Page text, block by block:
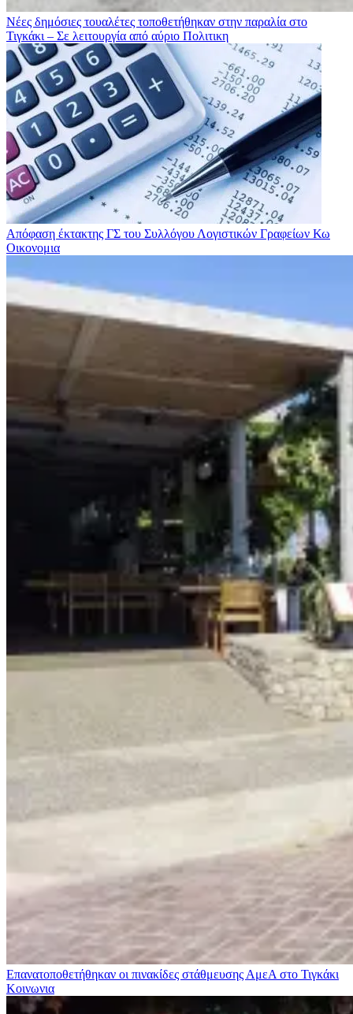
Νέες δημόσιες τουαλέτες τοποθετήθηκαν στην παραλία στο
Τιγκάκι – Σε λειτουργία από αύριο Πολιτικη
Απόφαση έκτακτης ΓΣ του Συλλόγου Λογιστικών Γραφείων Κω
Οικονομια
Επανατοποθετήθηκαν οι πινακίδες στάθμευσης ΑμεΑ στο Τιγκάκι
Κοινωνια